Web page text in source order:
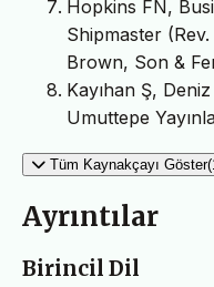
Hopkins FN,
Shipmaster
Brown, Son &
Kayıhan Ş,
Umuttepe
Tüm Kaynakçayı
Ayrıntılar
Birincil Dil